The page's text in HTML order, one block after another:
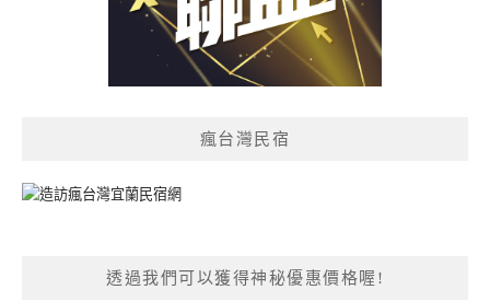
瘋台灣民宿
透過我們可以獲得神秘優惠價格喔!